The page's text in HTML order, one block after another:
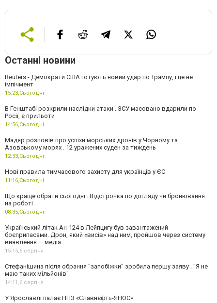
Останні новини
Reuters - Демократи США готують новий удар по Трампу, і це не
імпічмент
15:23,Сьогодні
В Генштабі розкрили наслідки атаки . ЗСУ масовано вдарили по
Росії, є прильоти
14:56,Сьогодні
Мадяр розповів про успіхи морських дронів у Чорному та
Азовському морях . 12 уражених суден за тиждень
12:33,Сьогодні
Нові правила тимчасового захисту для українців у ЄС
11:16,Сьогодні
Що краще обрати сьогодні . Відстрочка по догляду чи бронювання
на роботі
08:35,Сьогодні
Український літак Ан-124 в Лейпцигу був завантажений
боєприпасами. Дрон, який «висів» над ним, пройшов через систему
виявлення — медіа
15:15,6 серпня
Стефанішина після обрання "запобіжки" зробила першу заяву . "Я не
маю таких мільйонів"
14:11,6 серпня
У Ярославлі палає НПЗ «Славнєфть-ЯНОС»